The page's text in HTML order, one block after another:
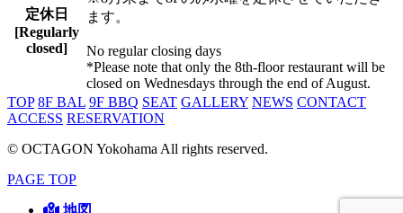
定休日
[Regularly
closed]
ます。
No regular closing days
*Please note that only the 8th-floor restaurant will be
closed on Wednesdays through the end of August.
TOP 8F BAL 9F BBQ SEAT GALLERY NEWS CONTACT
ACCESS RESERVATION
© OCTAGON Yokohama All rights reserved.
PAGE TOP
地図